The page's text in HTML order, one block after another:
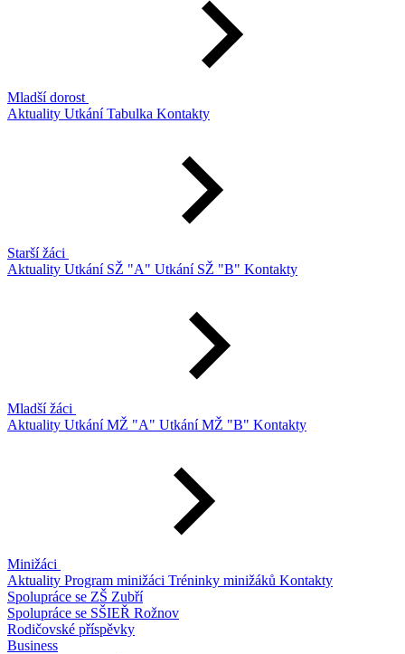
Mladší dorost
Aktuality UtkáníTabulka Kontakty
Starší žáci
Aktuality Utkání SŽ "A" Utkání SŽ "B" Kontakty
Mladší žáci
Aktuality Utkání MŽ "A" Utkání MŽ "B" Kontakty
Minižáci
Aktuality Program minižáci Tréninky minižáků Kontakty
Spolupráce se ZŠ Zubří
Spolupráce se SŠIEŘ Rožnov
Rodičovské příspěvky
Business